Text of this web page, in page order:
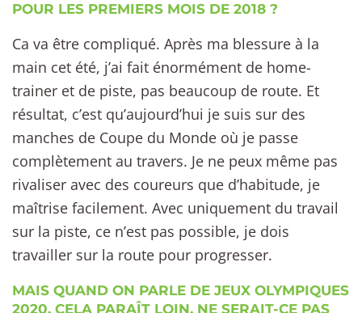
POUR LES PREMIERS MOIS DE 2018 ?
Ca va être compliqué. Après ma blessure à la
main cet été, j’ai fait énormément de home-
trainer et de piste, pas beaucoup de route. Et
résultat, c’est qu’aujourd’hui je suis sur des
manches de Coupe du Monde où je passe
complètement au travers. Je ne peux même pas
rivaliser avec des coureurs que d’habitude, je
maîtrise facilement. Avec uniquement du travail
sur la piste, ce n’est pas possible, je dois
travailler sur la route pour progresser.
MAIS QUAND ON PARLE DE JEUX OLYMPIQUES
2020, CELA PARAÎT LOIN. NE SERAIT-CE PAS